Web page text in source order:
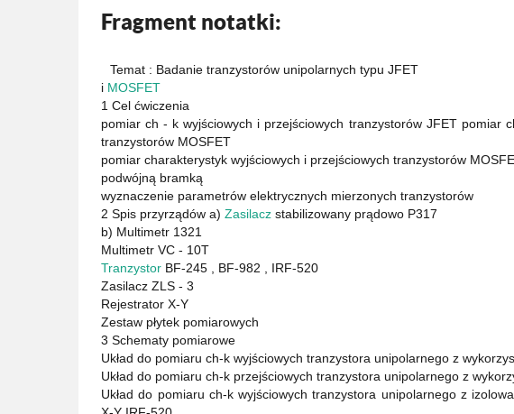
Fragment notatki:
Temat : Badanie tranzystorów unipolarnych typu JFET
i MOSFET
1 Cel ćwiczenia
pomiar ch - k wyjściowych i przejściowych tranzystorów JFET pomiar
tranzystorów MOSFET
pomiar charakterystyk wyjściowych i przejściowych tranzystorów
podwójną bramką
wyznaczenie parametrów elektrycznych mierzonych tranzystorów
2 Spis przyrządów a) Zasilacz stabilizowany prądowo P317
b) Multimetr 1321
Multimetr VC - 10T
Tranzystor BF-245 , BF-982 , IRF-520
Zasilacz ZLS - 3
Rejestrator X-Y
Zestaw płytek pomiarowych
3 Schematy pomiarowe
Układ do pomiaru ch-k wyjściowych tranzystora unipolarnego z
Układ do pomiaru ch-k przejściowych tranzystora unipolarnego z
Układ do pomiaru ch-k wyjściowych tranzystora unipolarnego z